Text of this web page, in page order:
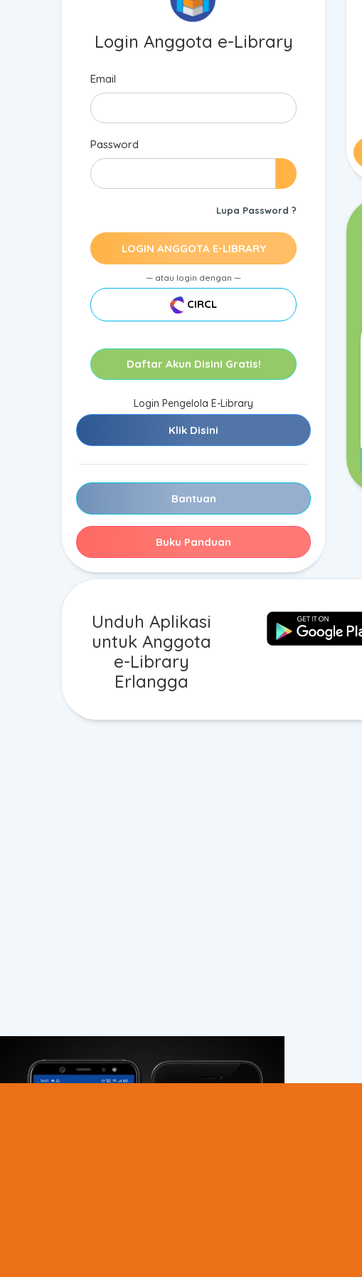
Login Anggota e-Library
Email
Password
Lupa Password ?
LOGIN ANGGOTA E-LIBRARY
— atau login dengan —
CIRCL
Daftar Akun Disini Gratis!
Login Pengelola E-Library
Klik Disini
Bantuan
Buku Panduan
Unduh Aplikasi
untuk Anggota
e-Library
Erlangga